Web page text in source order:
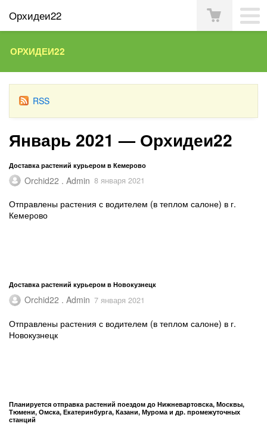
Орхидеи22
ОРХИДЕИ22
RSS
Январь 2021 — Орхидеи22
Доставка растений курьером в Кемерово
Orchid22 . Admin 8 января 2021
Отправлены растения с водителем (в теплом салоне) в г.
Кемерово
Доставка растений курьером в Новокузнецк
Orchid22 . Admin 7 января 2021
Отправлены растения с водителем (в теплом салоне) в г.
Новокузнецк
Планируется отправка растений поездом до Нижневартовска, Москвы,
Тюмени, Омска, Екатеринбурга, Казани, Мурома и др. промежуточных
станций